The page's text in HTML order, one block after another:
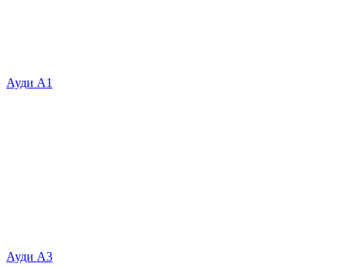
Ауди А1
Ауди А3